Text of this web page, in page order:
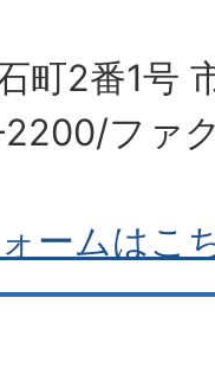
町2番1号
ファ
ームはこ